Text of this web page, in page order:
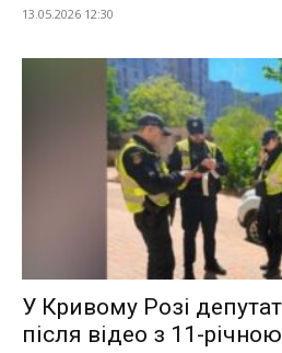
13.05.2026 12:30
У Кривому Розі
після відео з 11-